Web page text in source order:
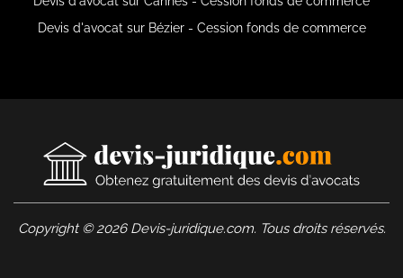
Devis d'avocat sur Bézier - Cession fonds de commerce
Copyright © 2026 Devis-juridique.com. Tous droits réservés.